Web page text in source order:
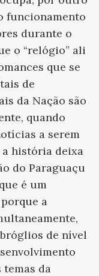
funcionamento
durante o
o “relógio” ali
que se
de
da Nação são
quando
a serem
a história deixa
do Paraguaçu
é um
a
de nível
temas da